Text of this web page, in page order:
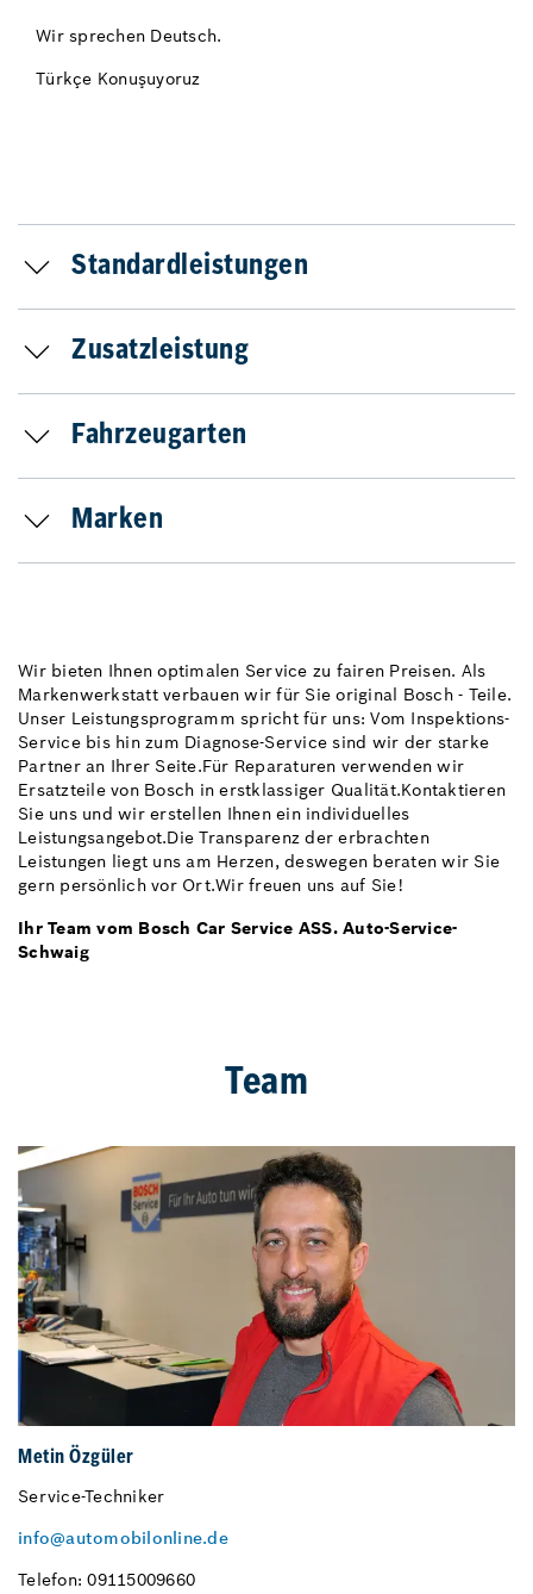
Wir sprechen Deutsch.
Türkçe Konuşuyoruz
Standardleistungen
Zusatzleistung
Fahrzeugarten
Marken
Wir bieten Ihnen optimalen Service zu fairen Preisen. Als
Markenwerkstatt verbauen wir für Sie original Bosch - Teile.
Unser Leistungsprogramm spricht für uns: Vom Inspektions-
Service bis hin zum Diagnose-Service sind wir der starke
Partner an Ihrer Seite.Für Reparaturen verwenden wir
Ersatzteile von Bosch in erstklassiger Qualität.Kontaktieren
Sie uns und wir erstellen Ihnen ein individuelles
Leistungsangebot.Die Transparenz der erbrachten
Leistungen liegt uns am Herzen, deswegen beraten wir Sie
gern persönlich vor Ort.Wir freuen uns auf Sie!
Ihr Team vom Bosch Car Service ASS. Auto-Service-
Schwaig
Team
Metin Özgüler
Service-Techniker
info@automobilonline.de
Telefon: 09115009660